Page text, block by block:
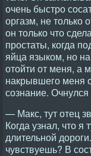
очень быстро
оргазм, не только
он только что
простаты, когда
яйца языком, но
отойти от меня, а
накрывшего меня
сознание.
— Макс, тут отец
Когда узнал, что я
длительной
чувствуешь? В